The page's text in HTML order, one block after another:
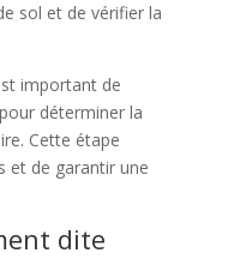
sol et de vérifier la
important de
déterminer la
Cette étape
et de garantir une
dite